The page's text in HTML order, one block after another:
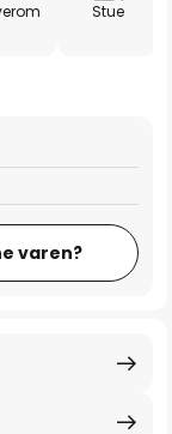
Stue
varen?